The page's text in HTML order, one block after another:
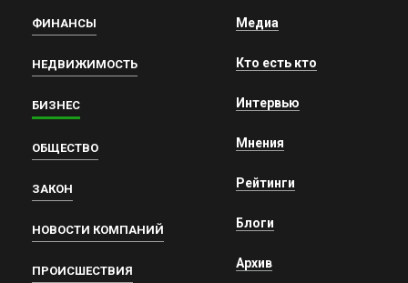
ФИНАНСЫ
НЕДВИЖИМОСТЬ
БИЗНЕС
ОБЩЕСТВО
ЗАКОН
НОВОСТИ КОМПАНИЙ
ПРОИСШЕСТВИЯ
Медиа
Кто есть кто
Интервью
Мнения
Рейтинги
Блоги
Архив